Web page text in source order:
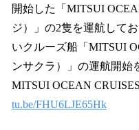
開始した「MITSUI
ジ）」の2隻を運航して
いクルーズ船「MITSUI
ンサクラ）」の運航開始
MITSUI OCEAN
tu.be/FHU6LJE65Hk